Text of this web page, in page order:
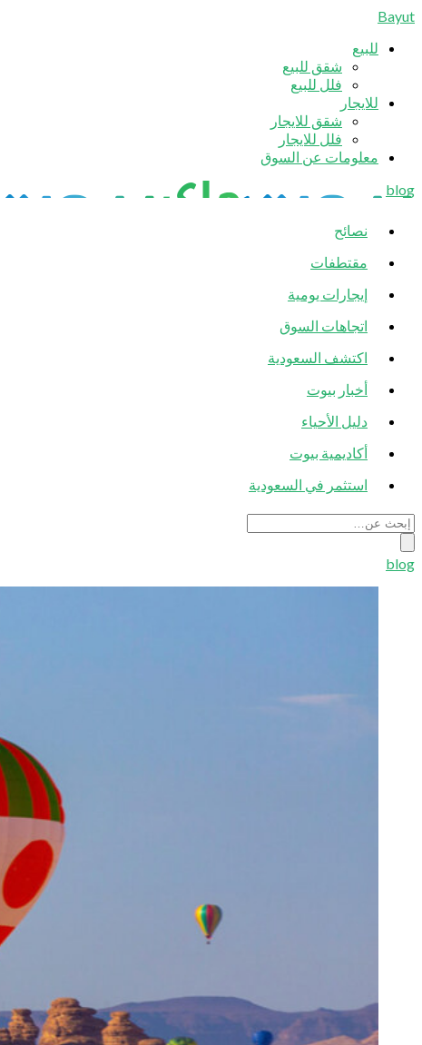
Bayut
للبيع
شقق للبيع
فلل للبيع
للايجار
شقق للايجار
فلل للايجار
معلومات عن السوق
blog
نصائح
مقتطفات
إيجارات يومية
اتجاهات السوق
اكتشف السعودية
أخبار بيوت
دليل الأحياء
أكاديمية بيوت
استثمر في السعودية
blog